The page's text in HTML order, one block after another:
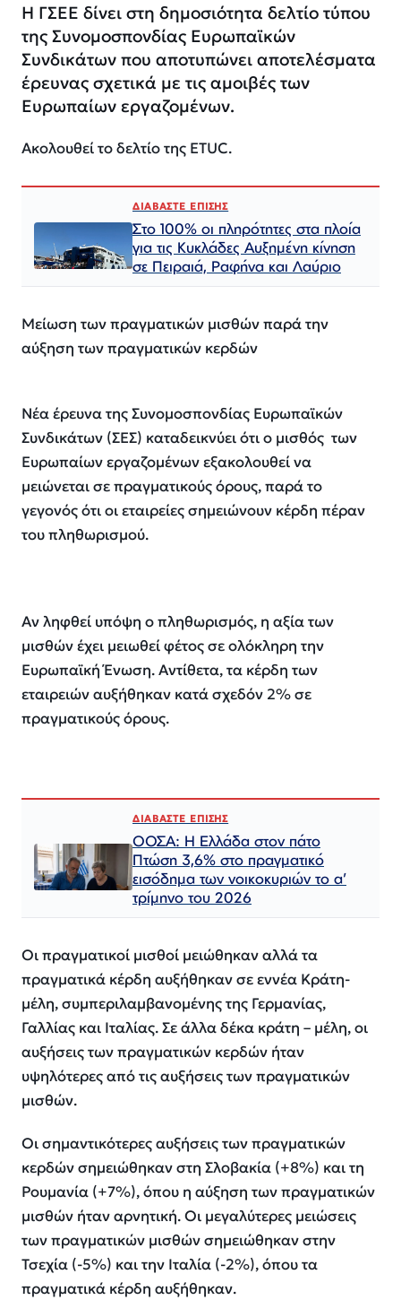
Η ΓΣΕΕ δίνει στη δημοσιότητα δελτίο τύπου
της Συνομοσπονδίας Ευρωπαϊκών
Συνδικάτων που αποτυπώνει αποτελέσματα
έρευνας σχετικά με τις αμοιβές των
Ευρωπαίων εργαζομένων.
Ακολουθεί το δελτίο της ETUC.
ΔΙΑΒΑΣΤΕ ΕΠΙΣΗΣ
Στο 100% οι πληρότητες στα πλοία
για τις Κυκλάδες Αυξημένη κίνηση
σε Πειραιά, Ραφήνα και Λαύριο
Μείωση των πραγματικών μισθών παρά την
αύξηση των πραγματικών κερδών
Νέα έρευνα της Συνομοσπονδίας Ευρωπαϊκών
Συνδικάτων (ΣΕΣ) καταδεικνύει ότι ο μισθός των
Ευρωπαίων εργαζομένων εξακολουθεί να
μειώνεται σε πραγματικούς όρους, παρά το
γεγονός ότι οι εταιρείες σημειώνουν κέρδη πέραν
του πληθωρισμού.
Αν ληφθεί υπόψη ο πληθωρισμός, η αξία των
μισθών έχει μειωθεί φέτος σε ολόκληρη την
Ευρωπαϊκή Ένωση. Αντίθετα, τα κέρδη των
εταιρειών αυξήθηκαν κατά σχεδόν 2% σε
πραγματικούς όρους.
ΔΙΑΒΑΣΤΕ ΕΠΙΣΗΣ
ΟΟΣΑ: Η Ελλάδα στον πάτο
Πτώση 3,6% στο πραγματικό
εισόδημα των νοικοκυριών το α’
τρίμηνο του 2026
Οι πραγματικοί μισθοί μειώθηκαν αλλά τα
πραγματικά κέρδη αυξήθηκαν σε εννέα Κράτη-
μέλη, συμπεριλαμβανομένης της Γερμανίας,
Γαλλίας και Ιταλίας. Σε άλλα δέκα κράτη – μέλη, οι
αυξήσεις των πραγματικών κερδών ήταν
υψηλότερες από τις αυξήσεις των πραγματικών
μισθών.
Οι σημαντικότερες αυξήσεις των πραγματικών
κερδών σημειώθηκαν στη Σλοβακία (+8%) και τη
Ρουμανία (+7%), όπου η αύξηση των πραγματικών
μισθών ήταν αρνητική. Οι μεγαλύτερες μειώσεις
των πραγματικών μισθών σημειώθηκαν στην
Τσεχία (-5%) και την Ιταλία (-2%), όπου τα
πραγματικά κέρδη αυξήθηκαν.